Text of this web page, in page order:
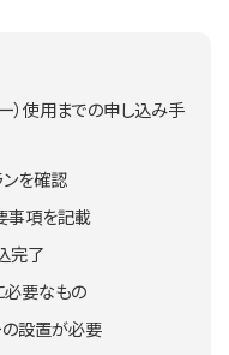
）使用までの申し込み手
を確認
事項を記載
完了
必要なもの
設置が必要